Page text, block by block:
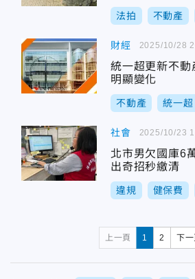
法拍 不動產
財經
統一超更新不
明顯變化
不動產 統一超
2025/10/28
社會
北市男欠國庫6
出奇招秒繳清
違規 健保費
2025/10/23
上一頁 1 2 下一